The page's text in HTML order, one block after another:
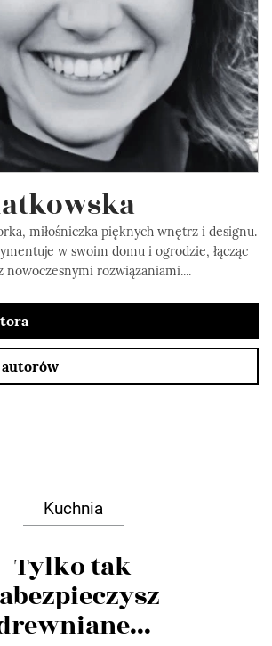
miłośniczka pięknych wnętrz i designu.
w swoim domu i ogrodzie, łącząc
nowoczesnymi rozwiązaniami....
Kuchnia
Tylko tak